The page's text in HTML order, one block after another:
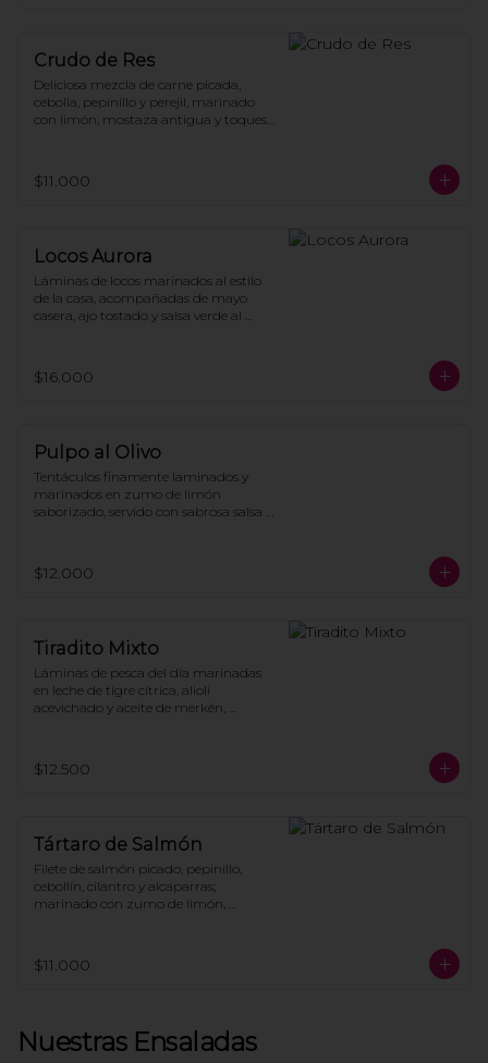
Crudo de Res
Deliciosa mezcla de carne picada,
cebolla, pepinillo y perejil, marinado
con limón, mostaza antigua y toques
$11.000
Locos Aurora
Láminas de locos marinados al estilo
de la casa, acompañadas de mayo
casera, ajo tostado y salsa verde al
$16.000
Pulpo al Olivo
Tentáculos finamente laminados y
marinados en zumo de limón
saborizado, servido con sabrosa salsa
tostadas de la casa.
$12.000
Tiradito Mixto
Láminas de pesca del día marinadas
en leche de tigre cítrica, alioli
acevichado y aceite de merkén,
morada, tomate y cilantro.
$12.500
Tártaro de Salmón
Filete de salmón picado, pepinillo,
cebollín, cilantro y alcaparras;
marinado con zumo de limón,
$11.000
Nuestras Ensaladas